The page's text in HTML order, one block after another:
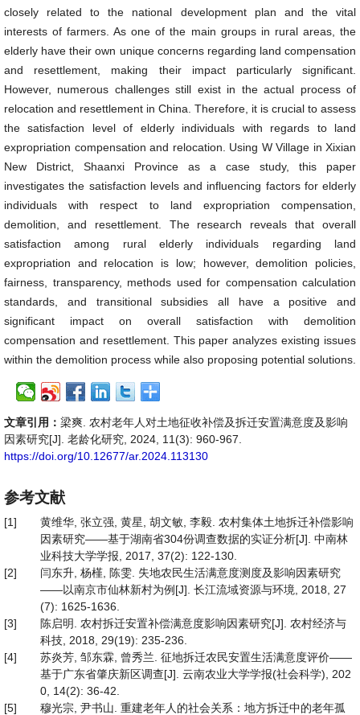
closely related to the national development plan and the vital
interests of farmers. As one of the main groups in rural areas, the
elderly have their own unique concerns regarding land compensation
and resettlement, making their impact particularly significant.
However, numerous challenges still exist in the actual process of
relocation and resettlement in China. Therefore, it is crucial to assess
the satisfaction level of elderly individuals with regards to land
expropriation compensation and relocation. Using W Village in Xixian
New District, Shaanxi Province as a case study, this paper
investigates the satisfaction levels and influencing factors for elderly
individuals with respect to land expropriation compensation,
demolition, and resettlement. The research reveals that overall
satisfaction among rural elderly individuals regarding land
expropriation and relocation is low; however, demolition policies,
fairness, transparency, methods used for compensation calculation
standards, and transitional subsidies all have a positive and
significant impact on overall satisfaction with demolition
compensation and resettlement. This paper analyzes existing issues
within the demolition process while also proposing potential solutions.
文章引用： 梁爽. 农村老年人对土地征收补偿及拆迁安置满意度及影响
因素研究[J]. 老龄化研究, 2024, 11(3): 960-967.
https://doi.org/10.12677/ar.2024.113130
参考文献
[1]
黄维华, 张立强, 黄星, 胡文敏, 李毅. 农村集体土地拆迁补偿影响
因素研究——基于湖南省304份调查数据的实证分析[J]. 中南林
业科技大学学报, 2017, 37(2): 122-130.
[2]
闫东升, 杨槿, 陈雯. 失地农民生活满意度测度及影响因素研究
——以南京市仙林新村为例[J]. 长江流域资源与环境, 2018, 27
(7): 1625-1636.
[3]
陈启明. 农村拆迁安置补偿满意度影响因素研究[J]. 农村经济与
科技, 2018, 29(19): 235-236.
[4]
苏炎芳, 邹东霖, 曾秀兰. 征地拆迁农民安置生活满意度评价——
基于广东省肇庆新区调查[J]. 云南农业大学学报(社会科学), 202
0, 14(2): 36-42.
[5]
穆光宗, 尹书山. 重建老年人的社会关系：地方拆迁中的老年孤